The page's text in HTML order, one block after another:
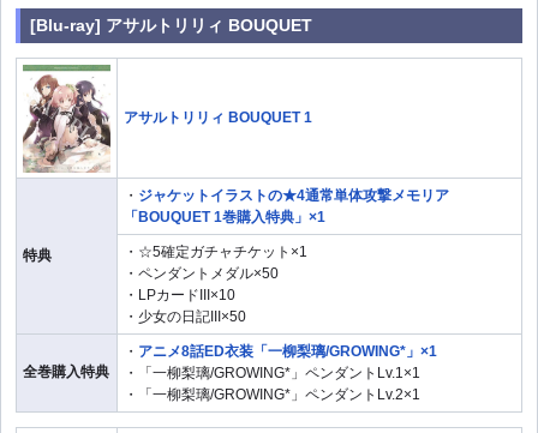
[Blu-ray] アサルトリリィ BOUQUET
アサルトリリィ BOUQUET 1
特典
・ ジャケットイラストの★4通常単体攻撃メモリア
「BOUQUET 1巻購入特典」×1
・☆5確定ガチャチケット×1
・ペンダントメダル×50
・LPカードIII×10
・少女の日記III×50
全巻購入特典
・ アニメ8話ED衣装「一柳梨璃/GROWING*」×1
・「一柳梨璃/GROWING*」ペンダントLv.1×1
・「一柳梨璃/GROWING*」ペンダントLv.2×1